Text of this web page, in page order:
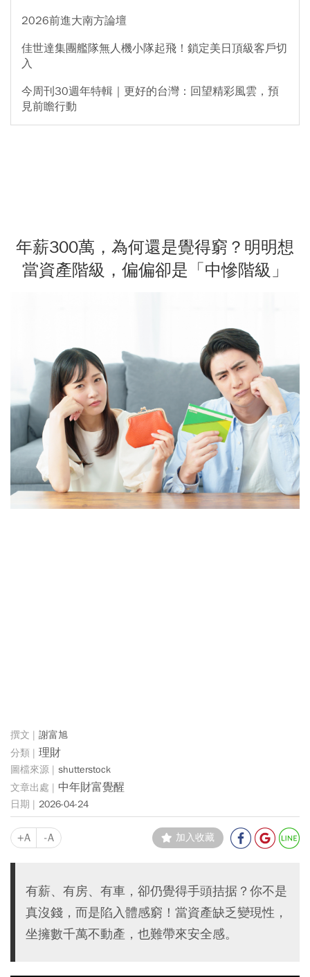
2026前進大南方論壇
佳世達集團艦隊無人機小隊起飛！鎖定美日頂級客戶切
入
今周刊30週年特輯｜更好的台灣：回望精彩風雲，預
見前瞻行動
年薪300萬，為何還是覺得窮？明明想
當資產階級，偏偏卻是「中慘階級」
謝富旭
理財
shutterstock
中年財富覺醒
2026-04-24
+A -A 加入收藏
有薪、有房、有車，卻仍覺得手頭拮据？你不是
真沒錢，而是陷入體感窮！當資產缺乏變現性，
坐擁數千萬不動產，也難帶來安全感。